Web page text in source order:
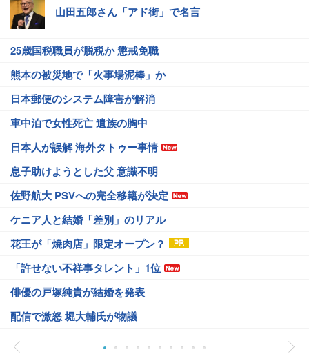
山田五郎さん「アド街」で名言
25歳国税職員が脱税か 懲戒免職
熊本の被災地で「火事場泥棒」か
日本郵便のシステム障害が解消
車中泊で女性死亡 遺族の胸中
日本人が誤解 海外タトゥー事情
息子助けようとした父 意識不明
佐野航大 PSVへの完全移籍が決定
ケニア人と結婚「差別」のリアル
花王が「焼肉店」限定オープン？
「許せない不祥事タレント」1位
俳優の戸塚純貴が結婚を発表
配信で激怒 堀大輔氏が物議